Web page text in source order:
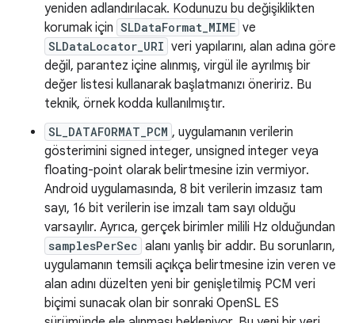
yeniden adlandırılacak. Kodunuzu bu değişiklikten
korumak için SLDataFormat_MIME ve
SLDataLocator_URI veri yapılarını, alan adına göre
değil, parantez içine alınmış, virgül ile ayrılmış bir
değer listesi kullanarak başlatmanızı öneririz. Bu
teknik, örnek kodda kullanılmıştır.
SL_DATAFORMAT_PCM , uygulamanın verilerin
gösterimini signed integer, unsigned integer veya
floating-point olarak belirtmesine izin vermiyor.
Android uygulamasında, 8 bit verilerin imzasız tam
sayı, 16 bit verilerin ise imzalı tam sayı olduğu
varsayılır. Ayrıca, gerçek birimler milili Hz olduğundan
samplesPerSec alanı yanlış bir addır. Bu sorunların,
uygulamanın temsili açıkça belirtmesine izin veren ve
alan adını düzelten yeni bir genişletilmiş PCM veri
biçimi sunacak olan bir sonraki OpenSL ES